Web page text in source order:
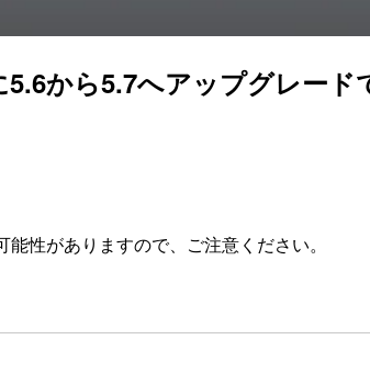
から5.7へアップグレード
性がありますので、ご注意ください。